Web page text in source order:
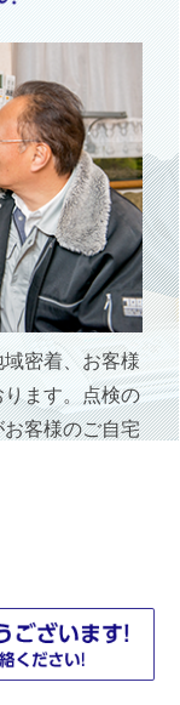
密着、お客様
ます。点検の
お客様のご自宅
理が必要か、
に、正直にご
ください！